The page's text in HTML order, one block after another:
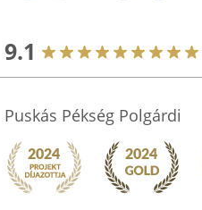
9.1
Puskás Pékség Polgárdi